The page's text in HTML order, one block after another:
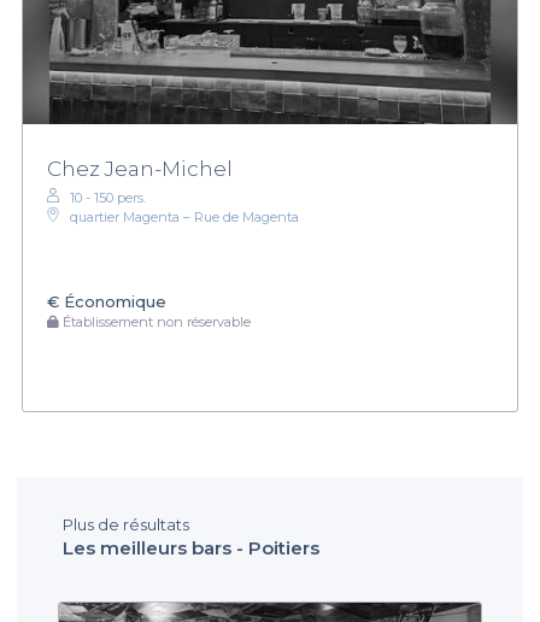
Chez Jean-Michel
10 - 150 pers.
quartier Magenta – Rue de Magenta
€ Économique
Établissement non réservable
Plus de résultats
Les meilleurs bars - Poitiers